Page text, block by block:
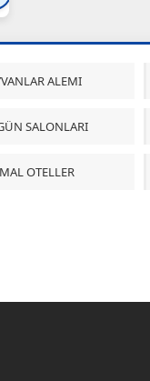
ALEMI
SALONLARI
OTELLER